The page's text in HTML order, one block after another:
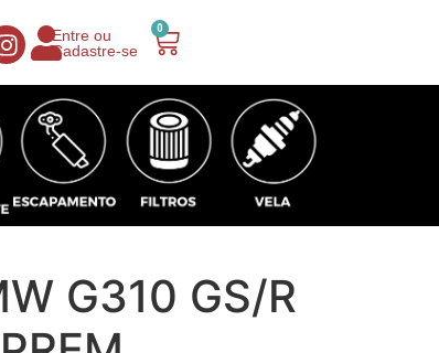
Entre ou
Cadastre-se
0
G310 GS/R